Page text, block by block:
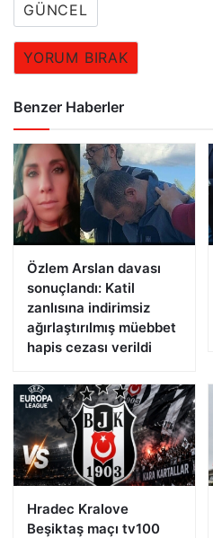
GÜNCEL
YORUM BIRAK
Benzer Haberler
Özlem Arslan davası
sonuçlandı: Katil
zanlısına indirimsiz
ağırlaştırılmış müebbet
hapis cezası verildi
Hradec Kralove
Beşiktaş maçı tv100